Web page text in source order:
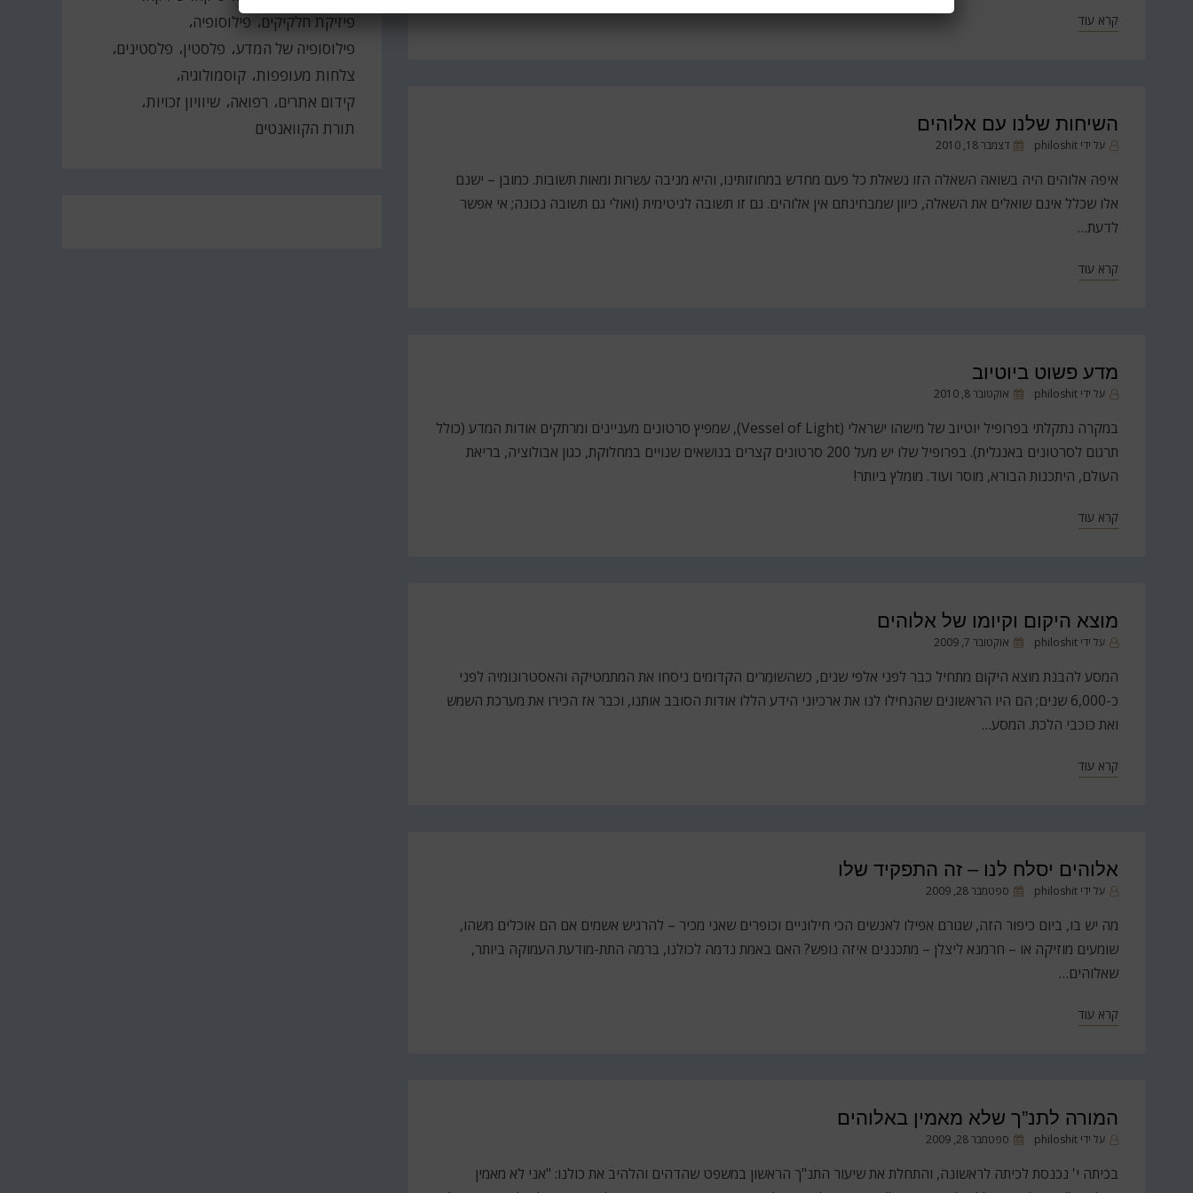
קרא עוד
השיחות שלנו עם אלוהים
על ידיphiloshit
פורסםדצמבר 18, 2010
איפה אלוהים היה בשואה השאלה הזו נשאלת כל פעם מחדש במחוזותינו, והיא מניבה עשרות ומאות תשובות. כמובן – ישנם
אלו שכלל אינם שואלים את השאלה, כיוון שמבחינתם אין אלוהים. גם זו תשובה לגיטימית (ואולי גם תשובה נכונה; אי אפשר
לדעת…
קרא עוד
מדע פשוט ביוטיוב
על ידיphiloshit
פורסםאוקטובר 8, 2010
במקרה נתקלתי בפרופיל יוטיוב של מישהו ישראלי (Vessel of Light), שמפיץ סרטונים מעניינים ומרתקים אודות המדע (כולל
תרגום לסרטונים באנגלית). בפרופיל שלו יש מעל 200 סרטונים קצרים בנושאים שנויים במחלוקת, כגון אבולוציה, בריאת
העולם, היתכנות הבורא, מוסר ועוד. מומלץ ביותר!
קרא עוד
מוצא היקום וקיומו של אלוהים
על ידיphiloshit
פורסםאוקטובר 7, 2009
המסע להבנת מוצא היקום מתחיל כבר לפני אלפי שנים, כשהשוּמֶרים הקדומים ניסחו את המתמטיקה והאסטרונומיה לפני
כ-6,000 שנים; הם היו הראשונים שהנחילו לנו את ארכיוני הידע הללו אודות הסובב אותנו, וכבר אז הכירו את מערכת השמש
ואת כוכבי הלכת. המסע…
קרא עוד
אלוהים יסלח לנו – זה התפקיד שלו
על ידיphiloshit
פורסםספטמבר 28, 2009
מה יש בו, ביום כיפור הזה, שגורם אפילו לאנשים הכי חילוניים וכופרים שאני מכיר – להרגיש אשמים אם הם אוכלים משהו,
שומעים מוזיקה או – חרמנא ליצלן – מתכננים איזה נופש? האם באמת נדמה לכולנו, ברמה התת-מודעת העמוקה ביותר,
שאלוהים…
קרא עוד
המורה לתנ”ך שלא מאמין באלוהים
על ידיphiloshit
פורסםספטמבר 28, 2009
בכיתה י' נכנסת לכיתה לראשונה, והתחלת את שיעור התנ"ך הראשון במשפט שהדהים והלהיב את כולנו: "אני לא מאמין
פיזיקת חלקיקים
פילוסופיה
פילוסופיה של המדע פלסטין פלסטינים
צלחות מעופפות קוסמולוגיה
קידום אתרים
רפואה שיוויון זכויות
תורת הקוואנטים